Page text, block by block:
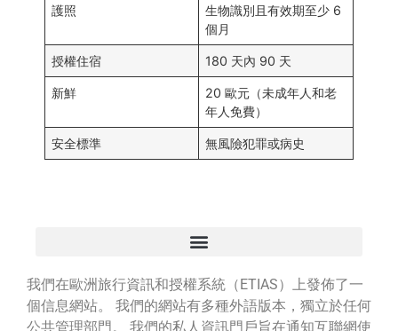
護照
生物識別且有效期至少 6
個月
授權住宿 180 天內 90 天
新鮮
20 歐元（未成年人和老
年人免費）
安全標準 無風險犯罪或病史
我們在歐洲旅行資訊和授權系統（ETIAS）上發佈了一
個信息網站。 我們的網站有多種外語版本，獨立於任何
公共管理部門。 我們的私人資訊門戶旨在通知互聯網使